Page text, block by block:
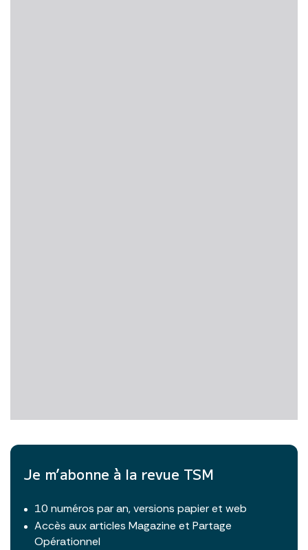
Je m’abonne à la revue TSM
10 numéros par an, versions papier et web
Accès aux articles Magazine et Partage
Opérationnel